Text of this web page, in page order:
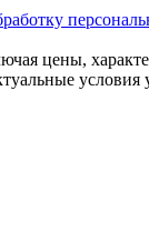
цены,